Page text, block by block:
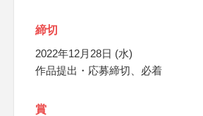
締切
2022年12月28日 (水)
作品提出・応募締切、必着
賞